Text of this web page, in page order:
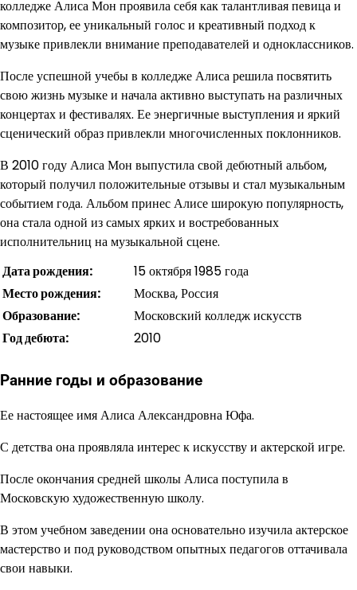
колледже Алиса Мон проявила себя как талантливая певица и
композитор, ее уникальный голос и креативный подход к
музыке привлекли внимание преподавателей и одноклассников.
После успешной учебы в колледже Алиса решила посвятить
свою жизнь музыке и начала активно выступать на различных
концертах и фестивалях. Ее энергичные выступления и яркий
сценический образ привлекли многочисленных поклонников.
В 2010 году Алиса Мон выпустила свой дебютный альбом,
который получил положительные отзывы и стал музыкальным
событием года. Альбом принес Алисе широкую популярность,
она стала одной из самых ярких и востребованных
исполнительниц на музыкальной сцене.
Дата рождения:
15 октября 1985 года
Место рождения:
Москва, Россия
Образование:
Московский колледж искусств
Год дебюта:
2010
Ранние годы и образование
Ее настоящее имя Алиса Александровна Юфа.
С детства она проявляла интерес к искусству и актерской игре.
После окончания средней школы Алиса поступила в
Московскую художественную школу.
В этом учебном заведении она основательно изучила актерское
мастерство и под руководством опытных педагогов оттачивала
свои навыки.